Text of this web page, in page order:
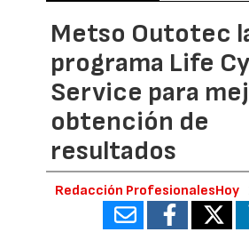
Metso Outotec
programa Life
Service para
obtención de
resultados
Redacción ProfesionalesHoy